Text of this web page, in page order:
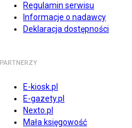
Regulamin serwisu
Informacje o nadawcy
Deklaracja dostępności
PARTNERZY
E-kiosk.pl
E-gazety.pl
Nexto.pl
Mała księgowość